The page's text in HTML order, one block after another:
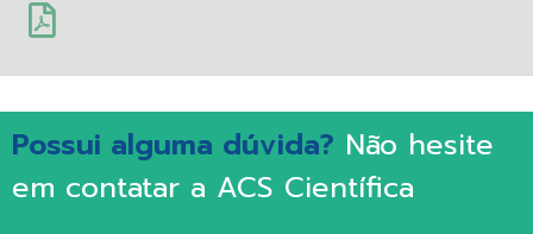
Possui alguma dúvida? Não hesite
em contatar a ACS Científica